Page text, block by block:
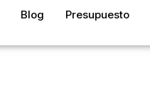
Blog Presupuesto